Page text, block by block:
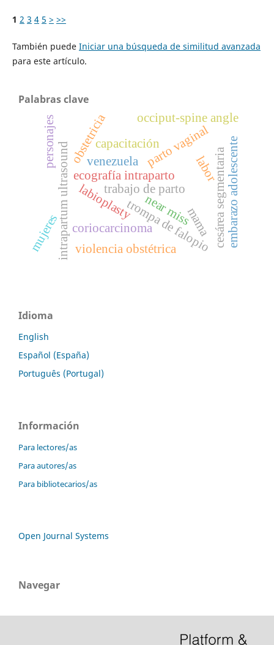
1 2 3 4 5 > >>
También puede Iniciar una búsqueda de similitud avanzada
para este artículo.
Palabras clave
trabajo de parto
ecografía intraparto
parto vaginal
cesárea segmentaria
labor
intrapartum ultrasound
occiput-spine angle
coriocarcinomatrompa de falopio
venezuela
obstetricia
personajes
labioplasty
mujeres mama
violencia obstétrica
capacitación embarazo adolescente
near miss
Idioma
English
Español (España)
Português (Portugal)
Información
Para lectores/as
Para autores/as
Para bibliotecarios/as
Open Journal Systems
Navegar